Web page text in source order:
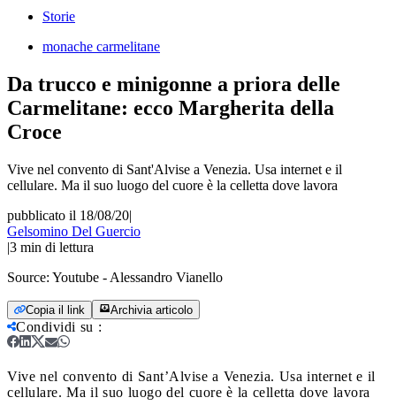
Storie
monache carmelitane
Da trucco e minigonne a priora delle
Carmelitane: ecco Margherita della
Croce
Vive nel convento di Sant'Alvise a Venezia. Usa internet e il
cellulare. Ma il suo luogo del cuore è la celletta dove lavora
pubblicato il 18/08/20|
Gelsomino Del Guercio
|3 min di lettura
Source: Youtube - Alessandro Vianello
Copia il link Archivia articolo
Condividi su :
Vive nel convento di Sant’Alvise a Venezia. Usa internet e il
cellulare. Ma il suo luogo del cuore è la celletta dove lavora